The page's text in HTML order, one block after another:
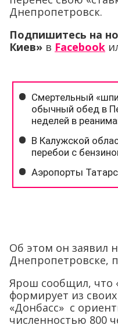
Днепропетровск.
Подпишитесь на
Киев» в Facebook
Об этом он заявил
Днепропетровске,
Ярош сообщил, что
формирует из
«Донбасс» с
численностью 800